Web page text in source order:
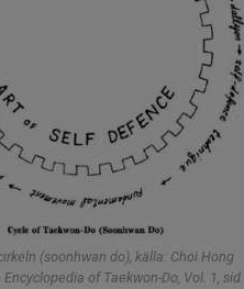
(soonhwan do), källa: Choi Hong
of Taekwon-Do, Vol. 1, sid.